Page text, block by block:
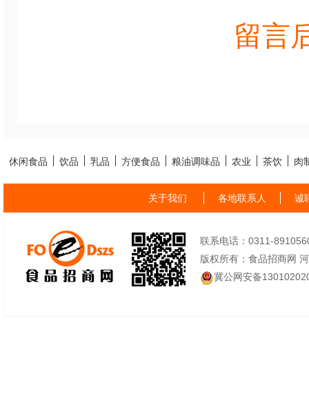
留言
休闲食品 饮品 乳品 方便食品 粮油调味品 农业 茶饮 肉
关于我们 各地联系人 诚
联系电话：0311-
版权所有：食品招商网
冀公网安备